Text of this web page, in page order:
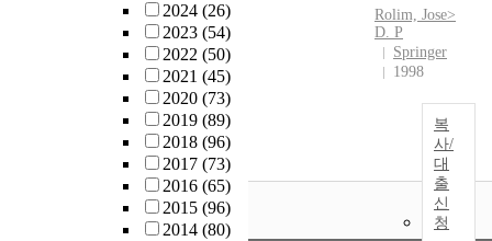
2024 (26)
2023 (54)
2022 (50)
2021 (45)
2020 (73)
2019 (89)
2018 (96)
2017 (73)
2016 (65)
2015 (96)
2014 (80)
Rolim, Jose>
D. P
Springer
1998
복
사/
대
출
신
청